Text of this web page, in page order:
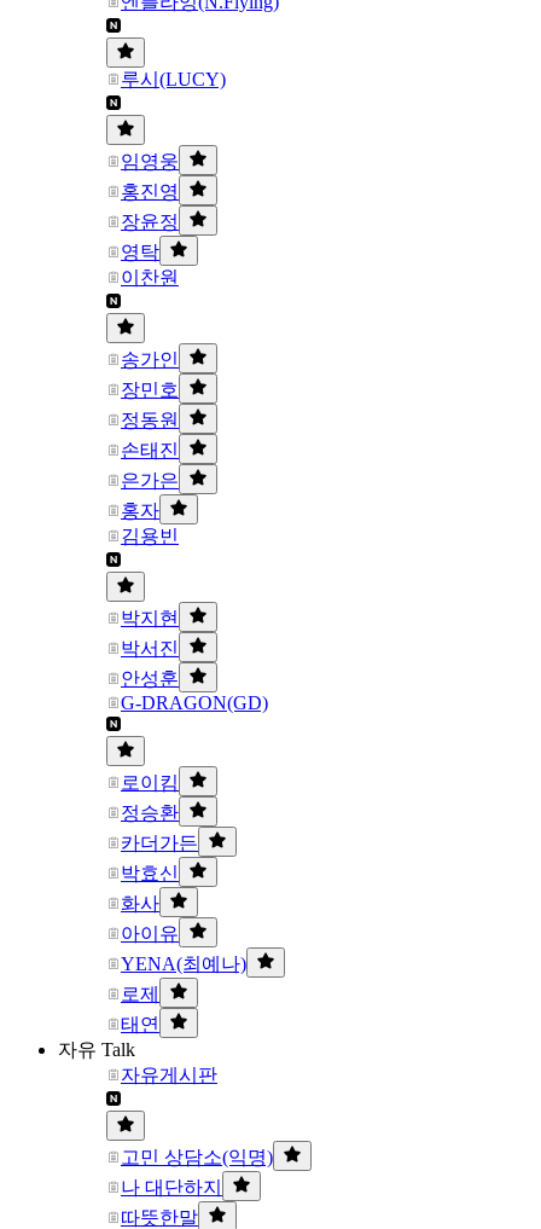
루시(LUCY)
임영웅
홍진영
장윤정
영탁
이찬원
송가인
장민호
정동원
손태진
은가은
홍자
김용빈
박지현
박서진
안성훈
G-DRAGON(GD)
로이킴
정승환
카더가든
박효신
화사
아이유
YENA(최예나)
로제
태연
자유 Talk
자유게시판
고민 상담소(익명)
나 대단하지
따뜻한말